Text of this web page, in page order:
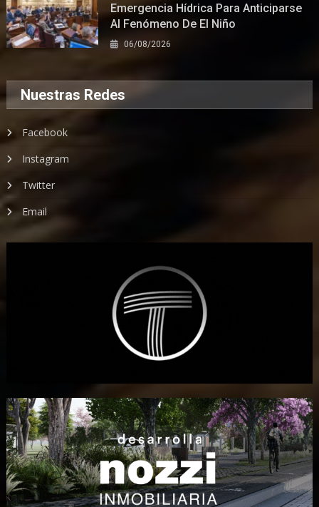
Emergencia Hídrica Para Anticiparse
Al Fenómeno De El Niño
06/08/2026
Nuestras Redes
Facebook
Instagram
Twitter
Email